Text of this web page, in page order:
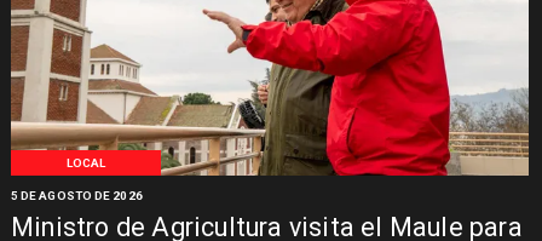
LOCAL
Ministro de Agricultura visita el Maule para
5 DE AGOSTO DE 2026